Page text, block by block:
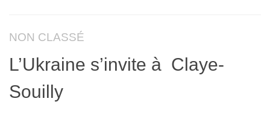
NON CLASSÉ
L’Ukraine s’invite à Claye-
Souilly